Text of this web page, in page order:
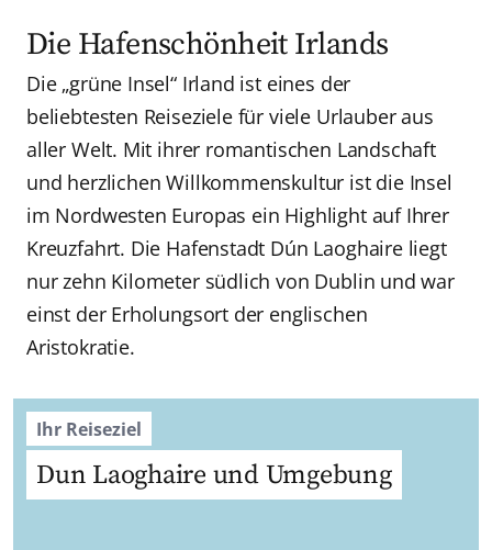
Die Hafenschönheit Irlands
Die „grüne Insel“ Irland ist eines der
beliebtesten Reiseziele für viele Urlauber aus
aller Welt. Mit ihrer romantischen Landschaft
und herzlichen Willkommenskultur ist die Insel
im Nordwesten Europas ein Highlight auf Ihrer
Kreuzfahrt. Die Hafenstadt Dún Laoghaire liegt
nur zehn Kilometer südlich von Dublin und war
einst der Erholungsort der englischen
Aristokratie.
Ihr Reiseziel
Dun Laoghaire und Umgebung